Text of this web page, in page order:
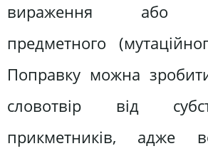
вираження або
предметного
Поправку можна
словотвір від
прикметників, адже